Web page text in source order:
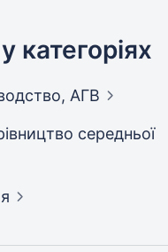
категоріях
АГВ
середньої